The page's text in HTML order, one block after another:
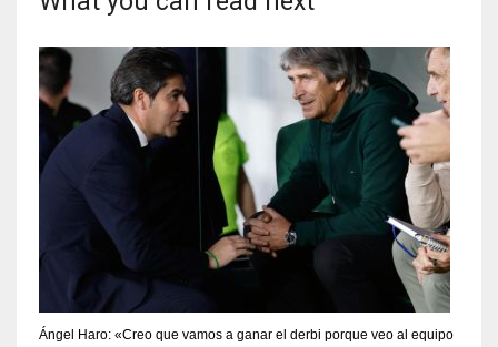
Ángel Haro: «Creo que vamos a ganar el derbi porque veo al equipo